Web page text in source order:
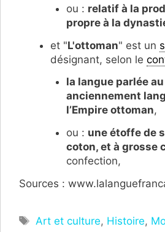
ou : relatif à la
propre à la
et "L'ottoman" est un
désignant, selon le
la langue parlée
anciennement
l’Empire ottoman,
ou : une étoffe de
coton, et à grosse
confection,
Sources :
Étiquettes
Art et culture, Histoire,